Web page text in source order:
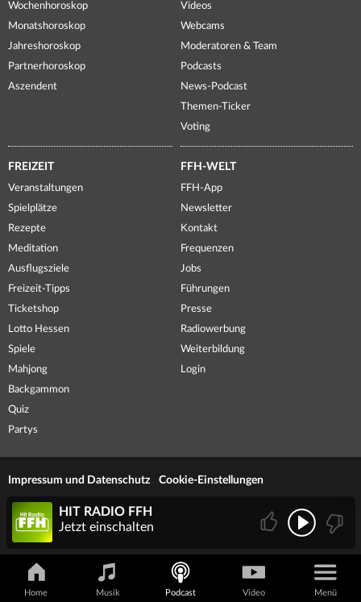
Wochenhoroskop
Monatshoroskop
Jahreshoroskop
Partnerhoroskop
Aszendent
Videos
Webcams
Moderatoren & Team
Podcasts
News-Podcast
Themen-Ticker
Voting
FREIZEIT
Veranstaltungen
Spielplätze
Rezepte
Meditation
Ausflugsziele
Freizeit-Tipps
Ticketshop
Lotto Hessen
Spiele
Mahjong
Backgammon
Quiz
Partys
FFH-WELT
FFH-App
Newsletter
Kontakt
Frequenzen
Jobs
Führungen
Presse
Radiowerbung
Weiterbildung
Login
Impressum und Datenschutz Cookie-Einstellungen
Home Musik Podcast Video Menü
HIT RADIO FFH
Jetzt einschalten